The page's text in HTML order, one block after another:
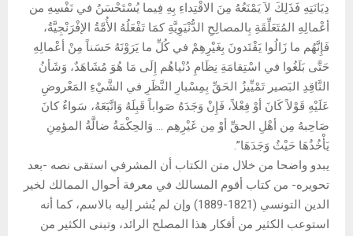
دِيَانَتِهِ فَذَلِكَ لاَ يَمْنَعُهُ مِنَ الاقْتِداءِ بِهِ فِيما يُسْتَحْسَنُ في نَفْسِهِ من
أعْمالِهِ المُتَعَلِّقَةِ بِالمصالِحِ الدُّنْيَوِيَّةِ كمَا تَفْعَلُهُ الأُمَّةُ الإفْرَنْجِيَّةُ،
فَإِنَّهُم ما زَالُوا يَقْتَدونَ بِغَيْرِهِمْ في كُلِّ ما يَرَوْنَهُ حَسَناً مِنْ أعْمالِهِ
حَتَّى بَلَغُوا في اسْتِقامَةِ نِظَامِ دُنْياهُم إِلَى مَا هُوَ مُشَاهَدٌ، وَشَأنُ
النَّاقِدِ البَصير تَمْيِّيزُ الحَقِّ بِمِسْبارِ النَّظَرِ في الشَّيْءِ المَعْروضِ
عَلَيْهِ قَوْلاً كَانَ أوْ فِعْلاً، فَإِنْ وَجَدَهُ صَواباً قَبِلَهُ وَاتَّبَعَهُ، سَواءٌ كانَ
صَاحِبهُ مِن أهْلِ الحقِّ أوْ مِن غَيْرِهِم … وَالحِكْمَةُ ضالَّةُ المؤمِنِ
يَأْخُذُهَا حَيْثُ وَجَدَهَا”.
يبدو واضحا من خلال متن الكتاب أن المشرفي استقى نصه -بعد
تحويره- من كتاب أقوم المسالك في معرفة أحوال الممالك لخير
الدين التونسي (1821-1889) وإن لم يُشر إليه بالاسم، كما أنه
استوعب الكثير من أفكار هذا المصلح الرائد، وتبنى الكثير من